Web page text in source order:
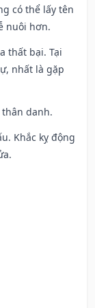
có thể lấy tên
nuôi hơn.
thất bại. Tại
nhất là gặp
thân danh.
Khắc kỵ động